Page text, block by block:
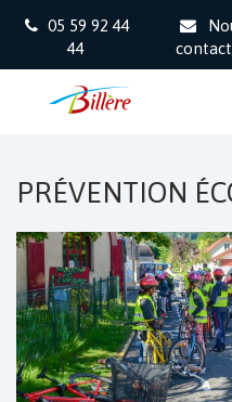
05 59 92 44
44
PRÉVENTION